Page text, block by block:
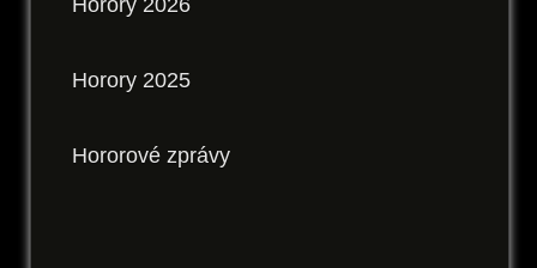
Horory 2026
Horory 2025
Hororové zprávy